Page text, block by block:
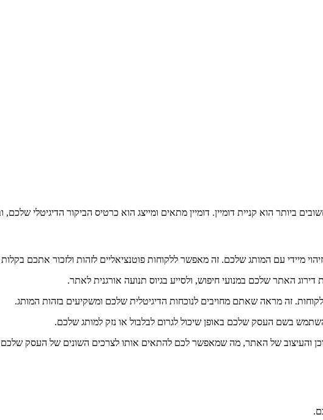
הוא קניית דומיין. דומיין מתאים ומייצג הוא כרטיס הביקור הדיגיטלי שלכם,
מיידי עם המותג שלכם. זה מאפשר ללקוחות פוטנציאליים לזהות ולזכור אתכם בקלות
דירוג האתר שלכם במנועי חיפוש, ולסייע בגיוס תנועה אורגנית לאתר.
זה מראה שאתם מחויבים לנוכחות הדיגיטלית שלכם ומשקיעים בזהות המותג.
בשם העסק שלכם באופן שיכול לגרום לבלבול או נזק למותג שלכם.
והעיצוב של האתר, מה שמאפשר לכם להתאים אותו לצרכים השונים של העסק שלכם